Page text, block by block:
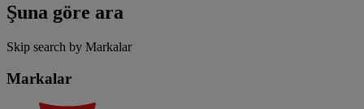
Şuna göre ara
Skip search by Markalar
Markalar